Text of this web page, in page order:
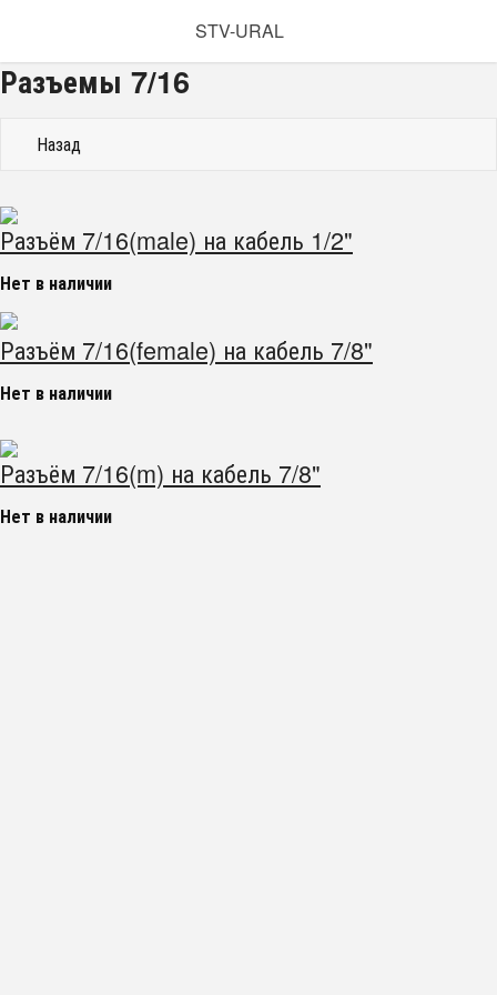
STV-URAL
Разъемы 7/16
Назад
Разъём 7/16(male) на кабель 1/2"
Нет в наличии
Разъём 7/16(female) на кабель 7/8"
Нет в наличии
Разъём 7/16(m) на кабель 7/8"
Нет в наличии